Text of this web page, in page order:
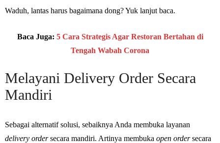
Waduh, lantas harus bagaimana dong? Yuk lanjut baca.
Baca Juga: 5 Cara Strategis Agar Restoran Bertahan di
Tengah Wabah Corona
Melayani Delivery Order Secara
Mandiri
Sebagai alternatif solusi, sebaiknya Anda membuka layanan
delivery ordersecara mandiri. Artinya membuka open ordersecara